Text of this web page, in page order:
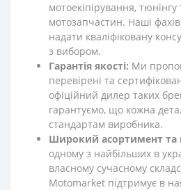
мотоекіпірування,
мотозапчастин. Наші
надати кваліфіковану
з вибором.
Гарантія якості: Ми
перевірені та
офіційний дилер таких
гарантуємо, що кожна
стандартам виробника.
Широкий асортимент та
одному з найбільших в
власному сучасному
Motomarket підтримує в